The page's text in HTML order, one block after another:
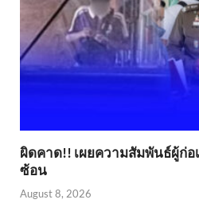
ผิดคาด!! เผยความสัมพันธ์ผู้ก่อ
ซ้อน
August 8, 2026